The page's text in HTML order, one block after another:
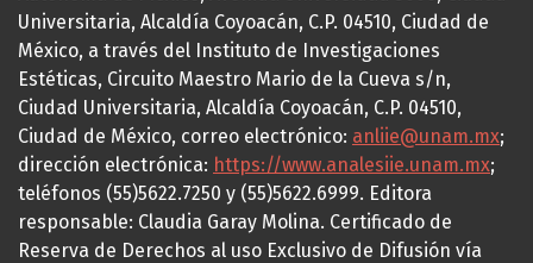
Universitaria, Alcaldía Coyoacán, C.P. 04510, Ciudad de
México, a través del Instituto de Investigaciones
Estéticas, Circuito Maestro Mario de la Cueva s/n,
Ciudad Universitaria, Alcaldía Coyoacán, C.P. 04510,
Ciudad de México, correo electrónico: anliie@unam.mx;
dirección electrónica: https://www.analesiie.unam.mx;
teléfonos (55)5622.7250 y (55)5622.6999. Editora
responsable: Claudia Garay Molina. Certificado de
Reserva de Derechos al uso Exclusivo de Difusión vía